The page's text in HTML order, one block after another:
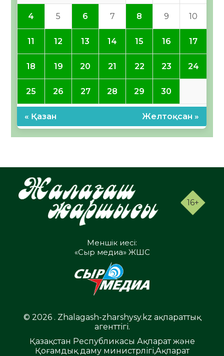
4 5 6 7 8 9 10
11 12 13 14 15 16 17
18 19 20 21 22 23 24
25 26 27 28 29 30
« Қазан Желтоқсан »
16+
Меншік иесі:
«Сыр медиа» ЖШС
© 2026 . Zhalagash-zharshysy.kz ақпараттық
агенттігі.
Қазақстан Республикасы Ақпарат және
Қоғамдық даму министрлігі,Ақпарат